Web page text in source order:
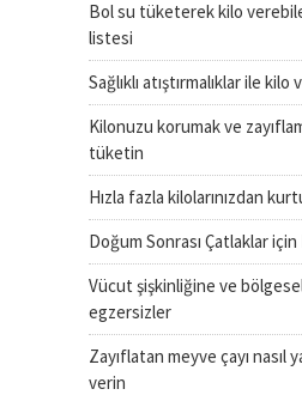
Bol su tüketerek kilo
listesi
Sağlıklı atıştırmalıklar ile kilo
Kilonuzu korumak ve
tüketin
Hızla fazla kilolarınızdan
Doğum Sonrası Çatlaklar
Vücut şişkinliğine ve
egzersizler
Zayıflatan meyve çayı nasıl
verin